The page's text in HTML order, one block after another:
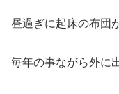
昼過ぎに起床の布団
毎年の事ながら外に